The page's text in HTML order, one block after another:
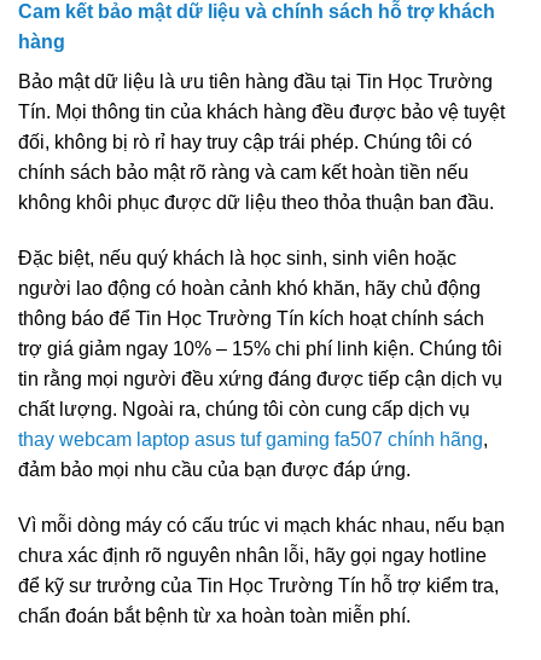
Cam kết bảo mật dữ liệu và chính sách hỗ trợ khách
hàng
Bảo mật dữ liệu là ưu tiên hàng đầu tại Tin Học Trường
Tín. Mọi thông tin của khách hàng đều được bảo vệ tuyệt
đối, không bị rò rỉ hay truy cập trái phép. Chúng tôi có
chính sách bảo mật rõ ràng và cam kết hoàn tiền nếu
không khôi phục được dữ liệu theo thỏa thuận ban đầu.
Đặc biệt, nếu quý khách là học sinh, sinh viên hoặc
người lao động có hoàn cảnh khó khăn, hãy chủ động
thông báo để Tin Học Trường Tín kích hoạt chính sách
trợ giá giảm ngay 10% – 15% chi phí linh kiện. Chúng tôi
tin rằng mọi người đều xứng đáng được tiếp cận dịch vụ
chất lượng. Ngoài ra, chúng tôi còn cung cấp dịch vụ
thay webcam laptop asus tuf gaming fa507 chính hãng,
đảm bảo mọi nhu cầu của bạn được đáp ứng.
Vì mỗi dòng máy có cấu trúc vi mạch khác nhau, nếu bạn
chưa xác định rõ nguyên nhân lỗi, hãy gọi ngay hotline
để kỹ sư trưởng của Tin Học Trường Tín hỗ trợ kiểm tra,
chẩn đoán bắt bệnh từ xa hoàn toàn miễn phí.